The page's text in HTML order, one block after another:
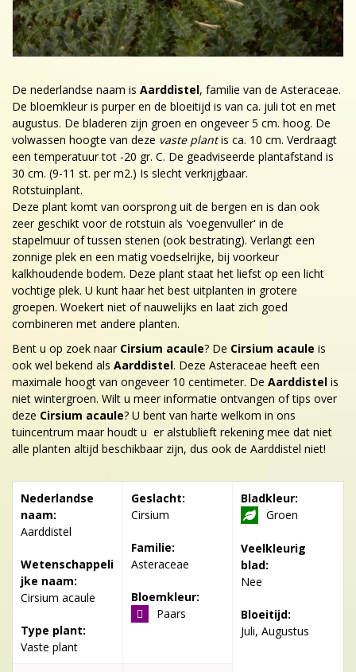
De nederlandse naam is Aarddistel, familie van de Asteraceae.
De bloemkleur is purper en de bloeitijd is van ca. juli tot en met
augustus. De bladeren zijn groen en ongeveer 5 cm. hoog. De
volwassen hoogte van deze vaste plantis ca. 10 cm. Verdraagt
een temperatuur tot -20 gr. C. De geadviseerde plantafstand is
30 cm. (9-11 st. per m2.) Is slecht verkrijgbaar.
Rotstuinplant.
Deze plant komt van oorsprong uit de bergen en is dan ook
zeer geschikt voor de rotstuin als 'voegenvuller' in de
stapelmuur of tussen stenen (ook bestrating). Verlangt een
zonnige plek en een matig voedselrijke, bij voorkeur
kalkhoudende bodem. Deze plant staat het liefst op een licht
vochtige plek. U kunt haar het best uitplanten in grotere
groepen. Woekert niet of nauwelijks en laat zich goed
combineren met andere planten.
Bent u op zoek naar Cirsium acaule? De Cirsium acaule is
ook wel bekend als Aarddistel. Deze Asteraceae heeft een
maximale hoogt van ongeveer 10 centimeter. De Aarddistel is
niet wintergroen. Wilt u meer informatie ontvangen of tips over
deze Cirsium acaule? U bent van harte welkom in ons
tuincentrum maar houdt u er alstublieft rekening mee dat niet
alle planten altijd beschikbaar zijn, dus ook de Aarddistel niet!
Nederlandse
naam:
Aarddistel
Wetenschappeli
jke naam:
Cirsium acaule
Type plant:
Vaste plant
Geslacht:
Cirsium
Familie:
Asteraceae
Bloemkleur:
Paars
Bladkleur:
Groen
Veelkleurig
blad:
Nee
Bloeitijd:
Juli, Augustus